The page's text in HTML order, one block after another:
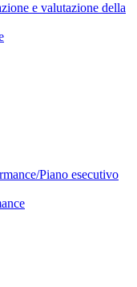
e valutazione della
Piano esecutivo